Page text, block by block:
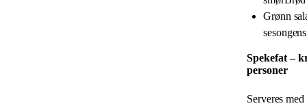
Grønn
Spekefat –
personer
Serveres med